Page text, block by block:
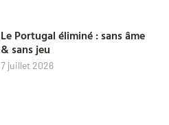
Le Portugal éliminé : sans âme
& sans jeu
7 juillet 2026